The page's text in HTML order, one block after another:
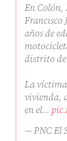
En Colón,
Francisco
años de
distrito de
La
vivienda,
en el…
— PNC El